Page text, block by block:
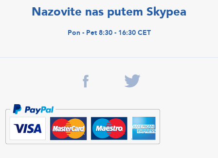
Nazovite nas putem Skypea
Pon - Pet 8:30 - 16:30 CET